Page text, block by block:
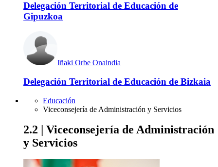
Delegación Territorial de Educación de
Gipuzkoa
Iñaki Orbe Onaindia
Delegación Territorial de Educación de Bizkaia
Educación
Viceconsejería de Administración y Servicios
2.2 | Viceconsejería de Administración
y Servicios